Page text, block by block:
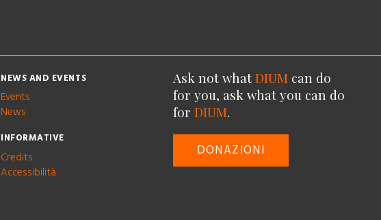
NEWS AND EVENTS
Events
News
INFORMATIVE
Credits
Accessibilità
Ask not what DIUM can do
for you, ask what you can do
for DIUM.
DONAZIONI